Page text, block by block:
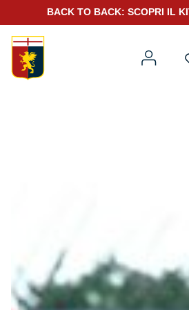
Genoa for Special
Kit Gara 25/26
BACK TO BACK: SCOPRI IL